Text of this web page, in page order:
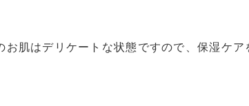
肌はデリケートな状態ですので、保湿ケア